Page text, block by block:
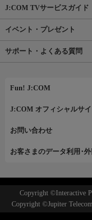
J:COM TVサービスガイド
イベント・プレゼント
サポート・よくある質問
Fun! J:COM
J:COM オフィシャルサイ
お問い合わせ
お客さまのデータ利用･
Copyright ©Interactive
Copyright ©Jupiter